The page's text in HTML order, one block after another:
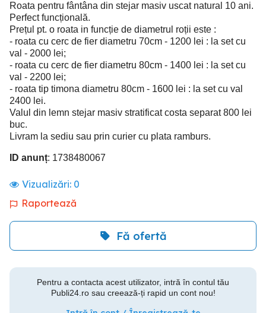
Roata pentru fântâna din stejar masiv uscat natural 10 ani.
Perfect funcțională.
Prețul pt. o roata in funcție de diametrul roții este :
- roata cu cerc de fier diametru 70cm - 1200 lei : la set cu
val - 2000 lei;
- roata cu cerc de fier diametru 80cm - 1400 lei : la set cu
val - 2200 lei;
- roata tip timona diametru 80cm - 1600 lei : la set cu val
2400 lei.
Valul din lemn stejar masiv stratificat costa separat 800 lei
buc.
Livram la sediu sau prin curier cu plata ramburs.
ID anunț: 1738480067
Vizualizări: 0
Raportează
Fă ofertă
Pentru a contacta acest utilizator, intră în contul tău
Publi24.ro sau creează-ți rapid un cont nou!